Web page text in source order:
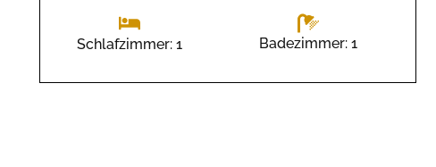
Schlafzimmer: 1 Badezimmer: 1